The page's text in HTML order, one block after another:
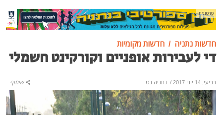
פרסומת
חדשות נתניה חדשות מקומיות
די לעבירות אופניים וקורקינט חשמלי
רביעי, 14 יוני 2017 / נתניה נט שיתוף